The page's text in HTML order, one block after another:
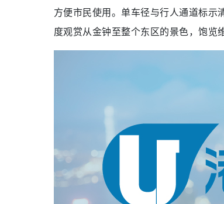
方便市民使用。单车径与行人通道标示
度观赏从金钟至整个东区的景色，饱览